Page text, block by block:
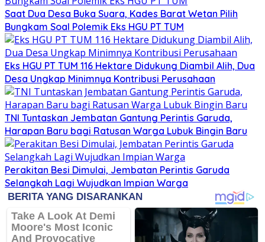
Saat Dua Desa Buka Suara, Kades Barat Wetan Pilih
Bungkam Soal Polemik Eks HGU PT TUM
Eks HGU PT TUM 116 Hektare Didukung Diambil Alih, Dua
Desa Ungkap Minimnya Kontribusi Perusahaan
TNI Tuntaskan Jembatan Gantung Perintis Garuda,
Harapan Baru bagi Ratusan Warga Lubuk Bingin Baru
Perakitan Besi Dimulai, Jembatan Perintis Garuda
Selangkah Lagi Wujudkan Impian Warga